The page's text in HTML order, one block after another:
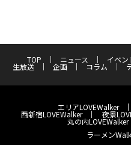
TOP ニュース イベン
生放送 企画 コラム
エリアLOVEWalker
西新宿LOVEWalker 夜景
丸の内LOVEWalker
ラーメン